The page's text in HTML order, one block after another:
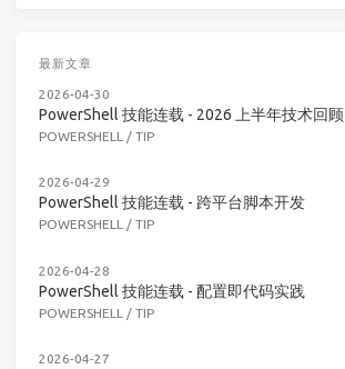
最新文章
2026-04-30
PowerShell 技能连载 - 2026 上半年技术回顾
POWERSHELL / TIP
2026-04-29
PowerShell 技能连载 - 跨平台脚本开发
POWERSHELL / TIP
2026-04-28
PowerShell 技能连载 - 配置即代码实践
POWERSHELL / TIP
2026-04-27